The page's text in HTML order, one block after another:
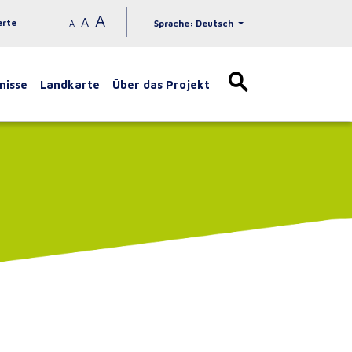
A A A Sprache: Deutsch
Landkarte Über das Projekt